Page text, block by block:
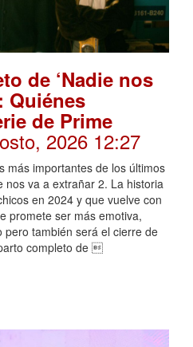
de ‘Nadie nos
Quiénes
de Prime
2026 12:27
más importantes de los últimos
nos va a extrañar 2. La historia
en 2024 y que vuelve con
promete ser más emotiva,
también será el cierre de
completo de 